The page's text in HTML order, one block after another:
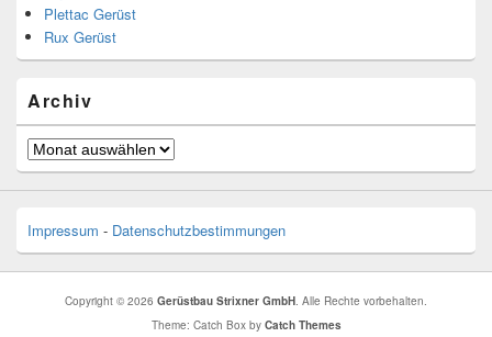
Plettac Gerüst
Rux Gerüst
Archiv
Archiv
Impressum - Datenschutzbestimmungen
Copyright © 2026 Gerüstbau Strixner GmbH. Alle Rechte vorbehalten.
Theme: Catch Box by Catch Themes